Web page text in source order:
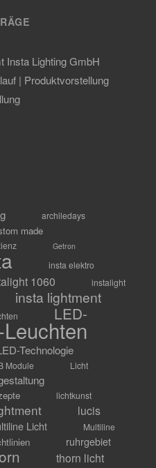
Insta Lighting GmbH
| Produktvorstellung
archiledays
made
Getron
insta elektro
1060
instalight
insta lightment
LED-
Technologie
Module
Licht
lichtkunst
lucis
Licht
Multiline
ruhrgebiet
thorn licht